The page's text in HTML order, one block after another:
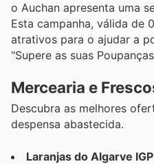
o Auchan apresenta uma
Esta campanha, válida de
atrativos para o ajudar a
"Supere as suas
Mercearia e
Descubra as melhores
despensa abastecida.
Laranjas do Algarve IGP